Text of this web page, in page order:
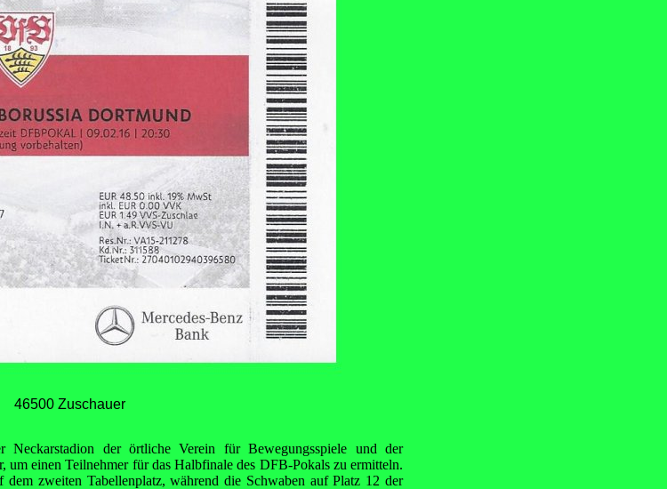
46500 Zuschauer
Neckarstadion der örtliche Verein für Bewegungsspiele und der
um einen Teilnehmer für das Halbfinale des DFB-Pokals zu ermitteln.
dem zweiten Tabellenplatz,während die Schwaben auf Platz 12 der